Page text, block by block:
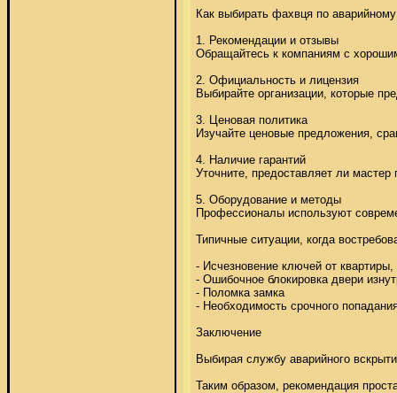
Как выбирать фахвця по
1. Рекомендации и отзывы
Обращайтесь к компаниям с
2. Официальность и лицензия
Выбирайте организации, которые
3. Ценовая политика
Изучайте ценовые предложения,
4. Наличие гарантий
Уточните, предоставляет ли
5. Оборудование и методы
Профессионалы используют
Типичные ситуации, когда
- Исчезновение ключей от
- Ошибочное блокировка двери
- Поломка замка
- Необходимость срочного
Заключение
Выбирая службу аварийного
Таким образом, рекомендация